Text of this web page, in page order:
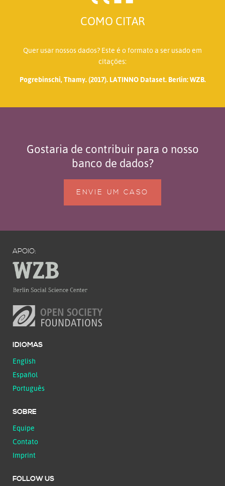
COMO CITAR
Quer usar nossos dados? Este é o formato a ser usado em
citações:
Pogrebinschi, Thamy. (2017). LATINNO Dataset. Berlin: WZB.
Gostaria de contribuir para o nosso
banco de dados?
ENVIE UM CASO
APOIO:
IDIOMAS
English
Español
Português
SOBRE
Equipe
Contato
Imprint
FOLLOW US